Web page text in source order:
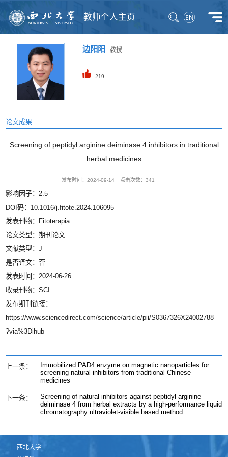
教师个人主页
边阳阳 教授
219
论文成果
Screening of peptidyl arginine deiminase 4 inhibitors in traditional
herbal medicines
发布时间：2024-09-14 点击次数：341
影响因子：2.5
DOI码：10.1016/j.fitote.2024.106095
发表刊物：Fitoterapia
论文类型：期刊论文
文献类型：J
是否译文：否
发表时间：2024-06-26
收录刊物：SCI
发布期刊链接：
https://www.sciencedirect.com/science/article/pii/S0367326X24002788
?via%3Dihub
上一条：
Immobilized PAD4 enzyme on magnetic nanoparticles for
screening natural inhibitors from traditional Chinese
medicines
下一条：
Screening of natural inhibitors against peptidyl arginine
deiminase 4 from herbal extracts by a high-performance liquid
chromatography ultraviolet-visible based method
西北大学